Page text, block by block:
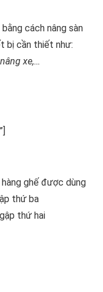
cách nâng sàn
bị cần thiết như:
xe,…
ghế được dùng
thứ ba
thứ hai